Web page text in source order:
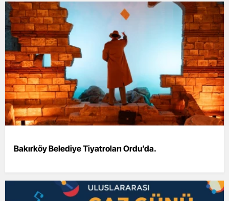
Bakırköy Belediye Tiyatroları Ordu’da.